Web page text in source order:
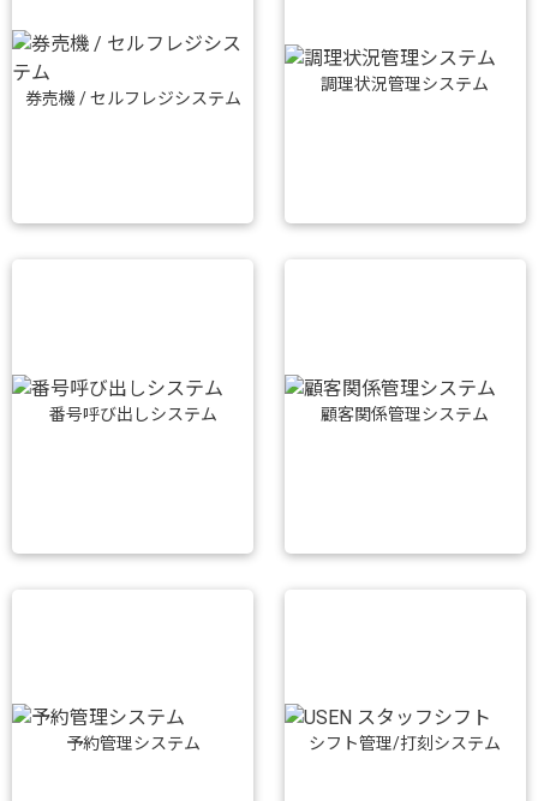
券売機 / セルフレジシステム
調理状況管理システム
番号呼び出しシステム 顧客関係管理システム
予約管理システム シフト管理/打刻システム